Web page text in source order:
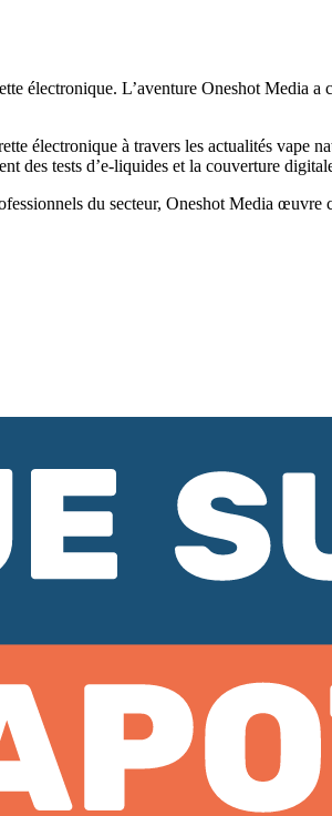
électronique. L’aventure Oneshot Media
électronique à travers les actualités vape
des tests d’e-liquides et la couverture
du secteur, Oneshot Media